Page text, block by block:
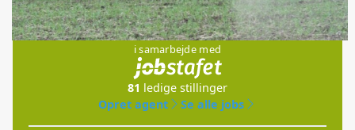
Jobs
i samarbejde med
81 ledige stillinger
Opret agent
Se alle jobs